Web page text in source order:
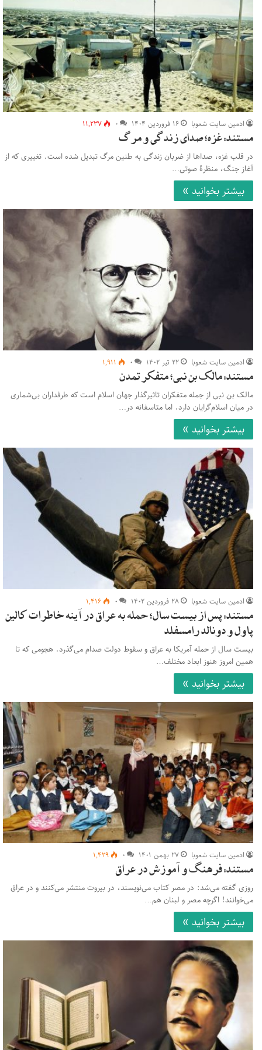
ادمین سایت شعوبا ۱۶ فروردین ۱۴۰۴ ۰ ۱۱,۲۳۷
مستند: غزه؛ صدای زندگی و مرگ
در قلب غزه، صداها از ضربان زندگی به طنین مرگ تبدیل شده است. تغییری که از
آغاز جنگ، منظرۀ صوتی…
بیشتر بخوانید »
ادمین سایت شعوبا ۲۲ تیر ۱۴۰۲ ۰ ۱,۹۱۱
مستند: مالک بن نبی؛ متفکر تمدن
مالک بن نبی از جمله متفکران تاثیرگذار جهان اسلام است که طرفداران بی‌شماری
در میان اسلام‌گرایان دارد. اما متاسفانه در…
بیشتر بخوانید »
ادمین سایت شعوبا ۲۸ فروردین ۱۴۰۲ ۰ ۱,۴۱۶
مستند: پس از بیست سال؛ حمله به عراق در آینه خاطرات کالین
پاول و دونالد رامسفلد
بیست سال از حمله آمریکا به عراق و سقوط دولت صدام می‌گذرد. هجومی که تا
همین امروز هنوز ابعاد مختلف…
بیشتر بخوانید »
ادمین سایت شعوبا ۲۷ بهمن ۱۴۰۱ ۰ ۱,۴۲۹
مستند: فرهنگ و آموزش در عراق
روزی گفته می‌شد: در مصر کتاب می‌نویسند، در بیروت منتشر می‌کنند و در عراق
می‌خوانند! اگرچه مصر و لبنان هم…
بیشتر بخوانید »